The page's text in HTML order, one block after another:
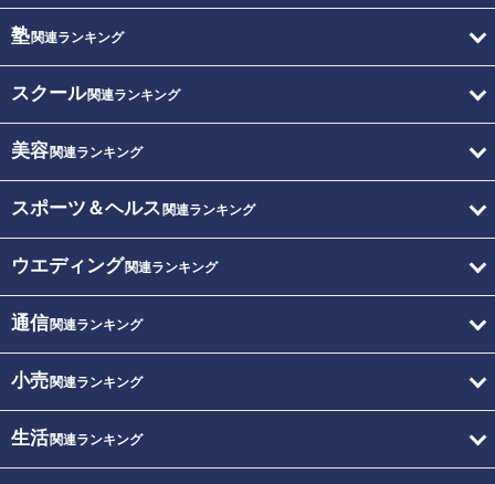
塾関連ランキング
スクール関連ランキング
美容関連ランキング
スポーツ＆ヘルス 関連ランキング
ウエディング関連ランキング
通信関連ランキング
小売関連ランキング
生活関連ランキング